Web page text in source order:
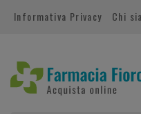
Informativa Privacy Chi